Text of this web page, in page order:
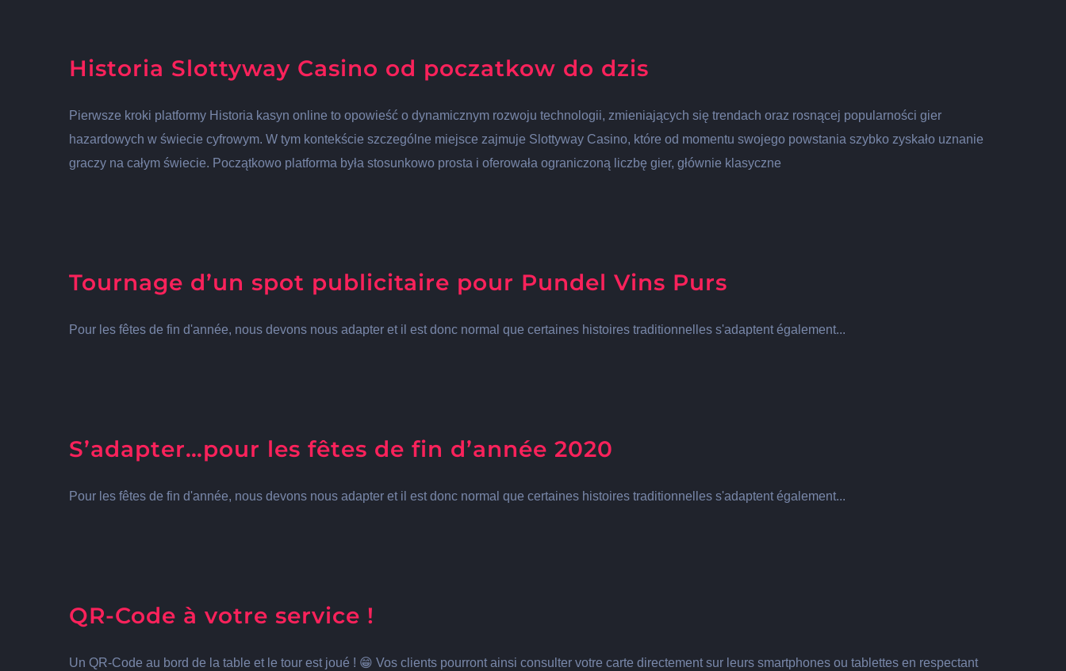
Historia Slottyway Casino od poczatkow do dzis
Pierwsze kroki platformy Historia kasyn online to opowieść o dynamicznym rozwoju technologii, zmieniających się trendach oraz rosnącej popularności gier
hazardowych w świecie cyfrowym. W tym kontekście szczególne miejsce zajmuje Slottyway Casino, które od momentu swojego powstania szybko zyskało uznanie
graczy na całym świecie. Początkowo platforma była stosunkowo prosta i oferowała ograniczoną liczbę gier, głównie klasyczne
Tournage d’un spot publicitaire pour Pundel Vins Purs
Pour les fêtes de fin d'année, nous devons nous adapter et il est donc normal que certaines histoires traditionnelles s'adaptent également...
S’adapter…pour les fêtes de fin d’année 2020
Pour les fêtes de fin d'année, nous devons nous adapter et il est donc normal que certaines histoires traditionnelles s'adaptent également...
QR-Code à votre service !
Un QR-Code au bord de la table et le tour est joué ! 😁 Vos clients pourront ainsi consulter votre carte directement sur leurs smartphones ou tablettes en respectant